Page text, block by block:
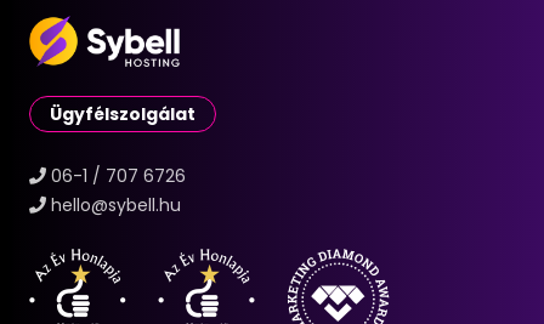
Ügyfélszolgálat
06-1 / 707 6726
hello@sybell.hu